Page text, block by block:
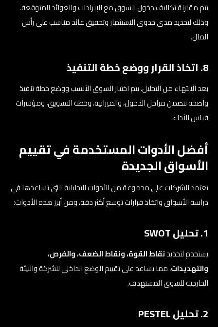
تتم مقارنة تكاليف دخول السوق مع الإيرادات والعوائد المتوقعة،
وذلك لتحديد مدى جدوى الاستثمار وتحقيق عائد مناسب على رأس
المال.
8. اتخاذ القرار ووضع خطة التنفيذ
بعد الانتهاء من التحليل، يتم اختيار السوق الأنسب ووضع خطة تنفيذ
واضحة تتضمن مراحل الدخول، والميزانية، وخطة التسويق، ومؤشرات
قياس الأداء.
أفضل الأدوات المستخدمة في تقييم
الأسواق الجديدة
تعتمد الشركات على مجموعة من الأدوات التحليلية التي تساعدها في
دراسة الأسواق واتخاذ قرارات توسع أكثر دقة، ومن أبرز هذه الأدوات:
1. تحليل SWOT
يستخدم لتحديدنقاط القوة، ونقاط الضعف، والفرص،
والتهديدات، مما يساعد على تقييم الوضع الداخلي للشركة والبيئة
الخارجية للسوق المستهدف.
2. تحليل PESTEL